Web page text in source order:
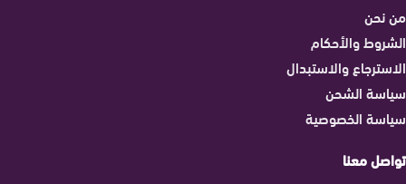
من نحن
الشروط والأحكام
الاسترجاع والاستبدال
سياسة الشحن
سياسة الخصوصية
تواصل معنا